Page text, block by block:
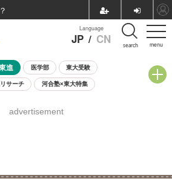
menu
Language
JP / CN search
進 医学部 東大受験
サーチ 河合塾×東大特集
8月開催学校説明会・相談会
advertisement